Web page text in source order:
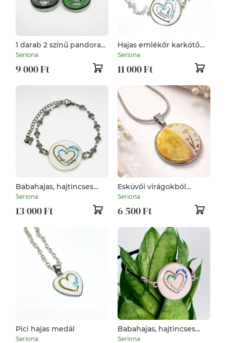
1 darab 2 színű pandora
tipusú gyöngy,
emlékőr
Seriona
9 000 Ft
Hajas emlékőr karkötő
vagy medál
Seriona
11 000 Ft
Babahajas, hajtincses
emlékőr karlánc
Seriona
13 000 Ft
Esküvői virágokból
emlékőr medál
Seriona
6 500 Ft
Pici hajas medál
Seriona
Babahajas, hajtincses
emlékőr karlánc
Seriona